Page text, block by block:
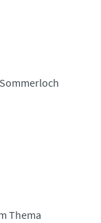
Sommerloch
Thema